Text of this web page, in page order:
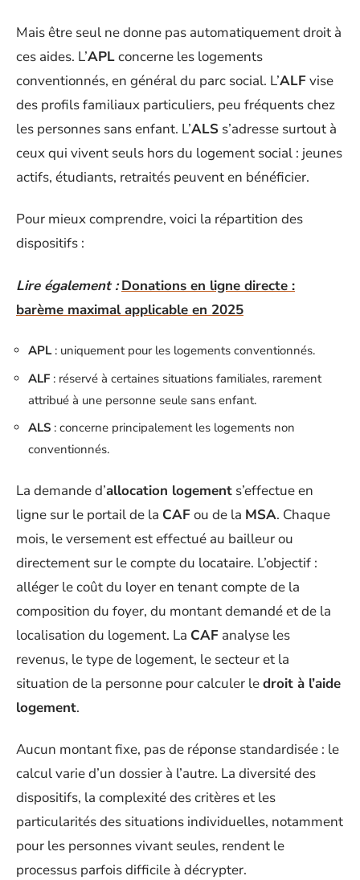
Mais être seul ne donne pas automatiquement droit à
ces aides. L’APLconcerne les logements
conventionnés, en général du parc social. L’ALFvise
des profils familiaux particuliers, peu fréquents chez
les personnes sans enfant. L’ALS s’adresse surtout à
ceux qui vivent seuls hors du logement social : jeunes
actifs, étudiants, retraités peuvent en bénéficier.
Pour mieux comprendre, voici la répartition des
dispositifs :
Lire également : Donations en ligne directe :
barème maximal applicable en 2025
APL: uniquement pour les logements conventionnés.
ALF : réservé à certaines situations familiales, rarement
attribué à une personne seule sans enfant.
ALS : concerne principalement les logements non
conventionnés.
La demande d’allocation logement s’effectue en
ligne sur le portail de la CAFou de la MSA. Chaque
mois, le versement est effectué au bailleur ou
directement sur le compte du locataire. L’objectif :
alléger le coût du loyer en tenant compte de la
composition du foyer, du montant demandé et de la
localisation du logement. La CAF analyse les
revenus, le type de logement, le secteur et la
situation de la personne pour calculer ledroit à l’aide
logement.
Aucun montant fixe, pas de réponse standardisée : le
calcul varie d’un dossier à l’autre. La diversité des
dispositifs, la complexité des critères et les
particularités des situations individuelles, notamment
pour les personnes vivant seules, rendent le
processus parfois difficile à décrypter.